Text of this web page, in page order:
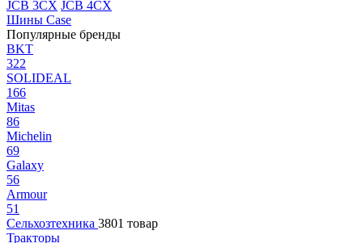
JCB 3CX JCB 4CX
Шины Case
Популярные бренды
BKT
322
SOLIDEAL
166
Mitas
86
Michelin
69
Galaxy
56
Armour
51
Сельхозтехника 3801 товар
Тракторы